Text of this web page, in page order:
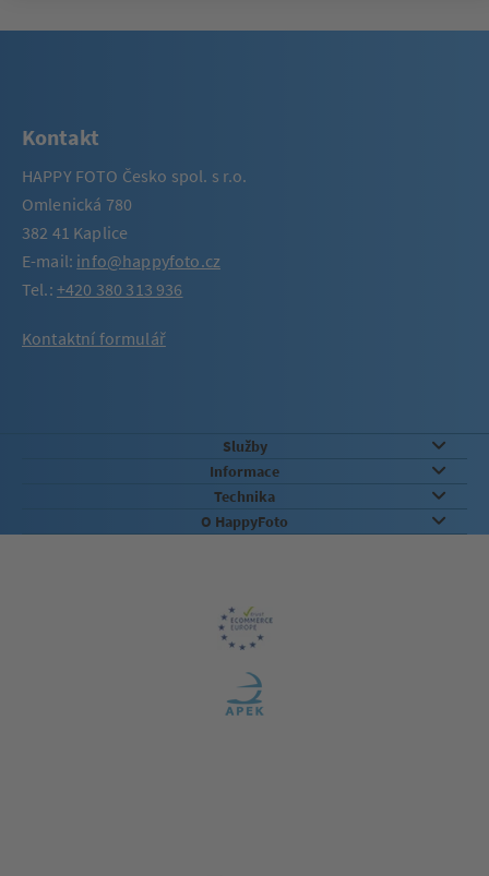
Kontakt
HAPPY FOTO Česko spol. s r.o.
Omlenická 780
382 41 Kaplice
E-mail: info@happyfoto.cz
Tel.: +420 380 313 936
Kontaktní formulář
Služby
Informace
Technika
O HappyFoto